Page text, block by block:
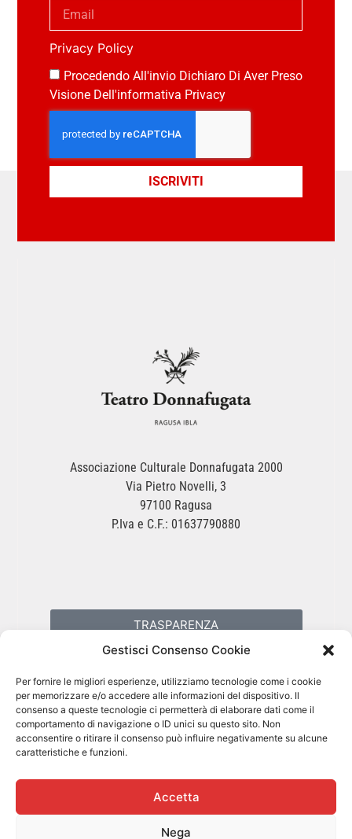
Gestisci Consenso Cookie
Per fornire le migliori esperienze, utilizziamo tecnologie come i cookie
per memorizzare e/o accedere alle informazioni del dispositivo. Il
consenso a queste tecnologie ci permetterà di elaborare dati come il
comportamento di navigazione o ID unici su questo sito. Non
acconsentire o ritirare il consenso può influire negativamente su alcune
caratteristiche e funzioni.
Accetta
Nega
Privacy Policy
Procedendo All'invio Dichiaro Di Aver Preso
Visione Dell'informativa Privacy
ISCRIVITI
Associazione Culturale Donnafugata 2000
Via Pietro Novelli, 3
97100 Ragusa
P.Iva e C.F.: 01637790880
TRASPARENZA
COOKIES POLICY